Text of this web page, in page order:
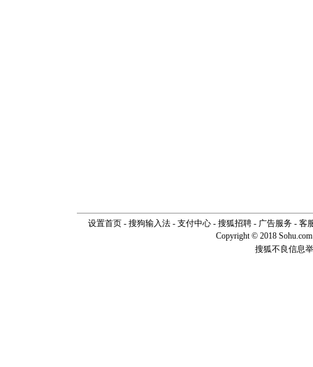
设置首页- 搜狗输入法- 支付中心- 搜狐招聘- 广告服务- 客
Copyright © 2018
搜狐不良信息